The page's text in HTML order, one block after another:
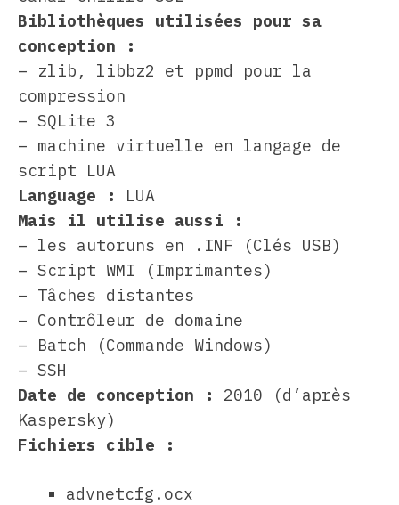
Bibliothèques utilisées pour sa
conception :
– zlib, libbz2 et ppmd pour la
compression
– SQLite 3
– machine virtuelle en langage de
script LUA
Language :
LUA
Mais il utilise aussi :
– les autoruns en .INF (Clés USB)
– Script WMI (Imprimantes)
– Tâches distantes
– Contrôleur de domaine
– Batch (Commande Windows)
– SSH
Date de conception :
2010 (d’après
Kaspersky)
Fichiers cible :
advnetcfg.ocx